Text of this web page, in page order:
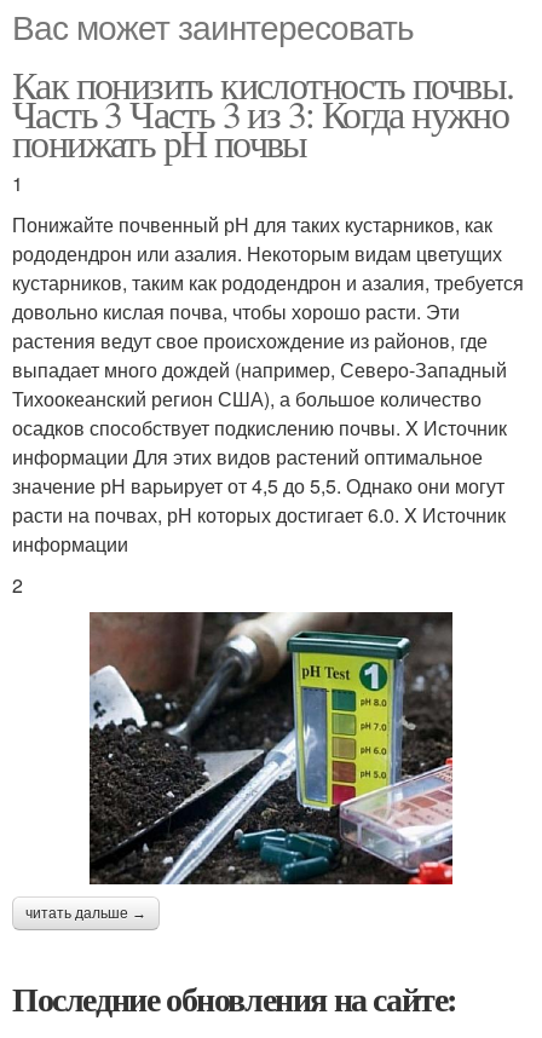
Вас может заинтересовать
Как понизить кислотность почвы.
Часть 3 Часть 3 из 3: Когда нужно
понижать рН почвы
1
Понижайте почвенный рН для таких кустарников, как
рододендрон или азалия. Некоторым видам цветущих
кустарников, таким как рододендрон и азалия, требуется
довольно кислая почва, чтобы хорошо расти. Эти
растения ведут свое происхождение из районов, где
выпадает много дождей (например, Северо-Западный
Тихоокеанский регион США), а большое количество
осадков способствует подкислению почвы. X Источник
информации Для этих видов растений оптимальное
значение рН варьирует от 4,5 до 5,5. Однако они могут
расти на почвах, рН которых достигает 6.0. X Источник
информации
2
читать дальше →
Последние обновления на сайте: